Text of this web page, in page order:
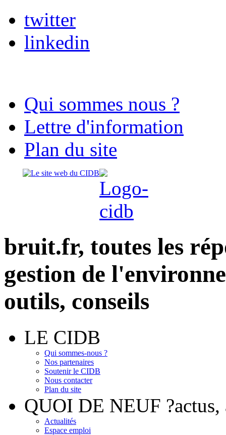
twitter
linkedin
Qui sommes nous ?
Lettre d'information
Plan du site
bruit.fr, toutes les
gestion de
outils, conseils
LE CIDB
Qui sommes-nous ?
Nos partenaires
Soutenir le CIDB
Nous contacter
Plan du site
QUOI DE NEUF ?
Actualités
Espace emploi